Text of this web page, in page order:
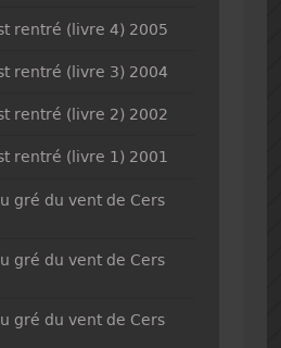
rentré (livre 4) 2005
rentré (livre 3) 2004
rentré (livre 2) 2002
rentré (livre 1) 2001
gré du vent de Cers
gré du vent de Cers
gré du vent de Cers